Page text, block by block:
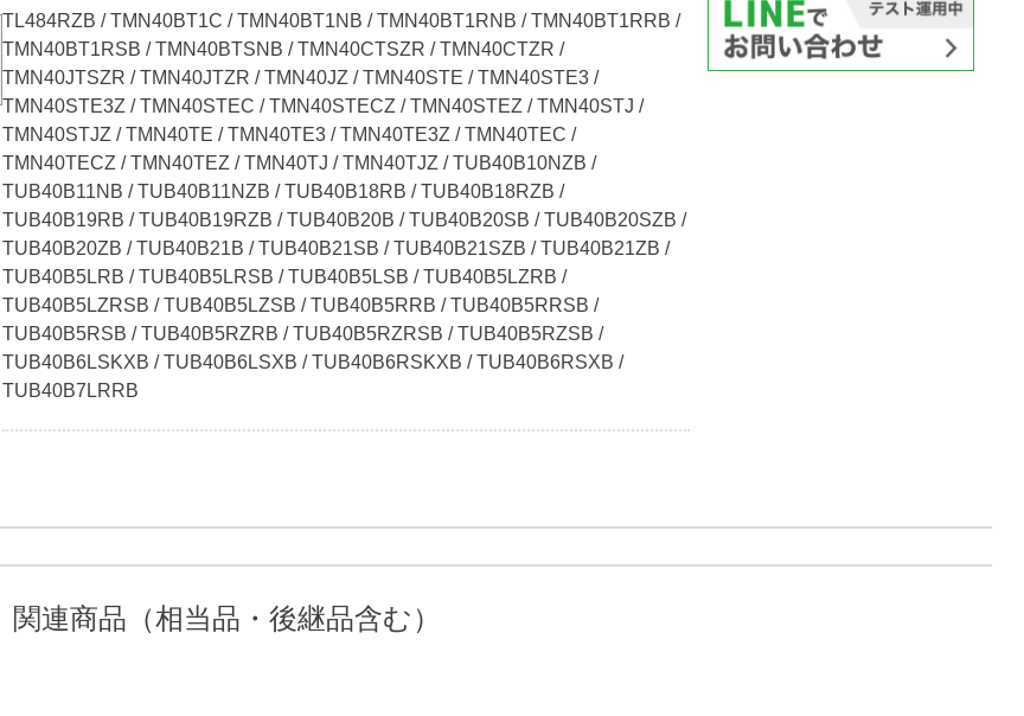
TL484RZB / TMN40BT1C / TMN40BT1NB / TMN40BT1RNB / TMN40BT1RRB /
TMN40BT1RSB / TMN40BTSNB / TMN40CTSZR / TMN40CTZR /
TMN40JTSZR / TMN40JTZR / TMN40JZ / TMN40STE / TMN40STE3 /
TMN40STE3Z / TMN40STEC / TMN40STECZ / TMN40STEZ / TMN40STJ /
TMN40STJZ / TMN40TE / TMN40TE3 / TMN40TE3Z / TMN40TEC /
TMN40TECZ / TMN40TEZ / TMN40TJ / TMN40TJZ / TUB40B10NZB /
TUB40B11NB / TUB40B11NZB / TUB40B18RB / TUB40B18RZB /
TUB40B19RB / TUB40B19RZB / TUB40B20B / TUB40B20SB / TUB40B20SZB /
TUB40B20ZB / TUB40B21B / TUB40B21SB / TUB40B21SZB / TUB40B21ZB /
TUB40B5LRB / TUB40B5LRSB / TUB40B5LSB / TUB40B5LZRB /
TUB40B5LZRSB / TUB40B5LZSB / TUB40B5RRB / TUB40B5RRSB /
TUB40B5RSB / TUB40B5RZRB / TUB40B5RZRSB / TUB40B5RZSB /
TUB40B6LSKXB / TUB40B6LSXB / TUB40B6RSKXB / TUB40B6RSXB /
TUB40B7LRRB
関連商品（相当品・後継品含む）